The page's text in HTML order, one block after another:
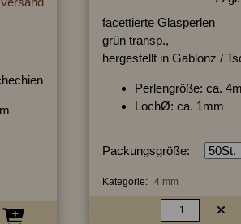
facettierte Glasperlen
grün transp.,
hergestellt in Gablonz /
Perlengröße: ca.
LochØ: ca. 1mm
Packungsgröße:
Kategorie: 4 mm